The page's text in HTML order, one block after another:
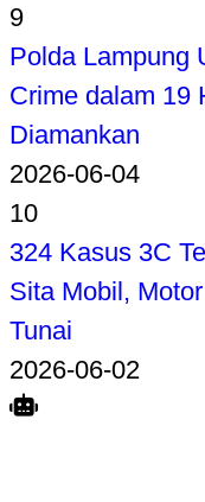
9
Polda Lampung
Crime dalam 19
Diamankan
2026-06-04
10
324 Kasus 3C
Sita Mobil,
Tunai
2026-06-02